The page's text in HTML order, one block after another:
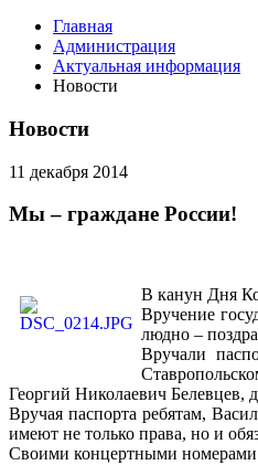
Главная
Администрация
Актуальная информация
Новости
Новости
11 декабря 2014
Мы – граждане России!
В канун Дня
Вручение
людно –
Вручали
Георгий Николаевич
Вручая паспорта ребятам,
имеют не только права, но и
Своими концертными номерами